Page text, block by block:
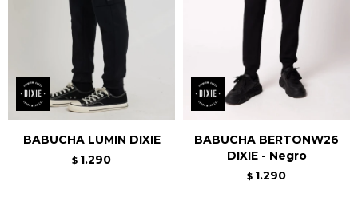
BABUCHA LUMIN DIXIE
$ 1.290
BABUCHA BERTONW26
DIXIE - Negro
$ 1.290